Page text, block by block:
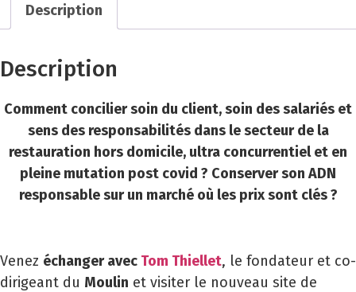
Description
Description
Comment concilier soin du client, soin des salariés et
sens des responsabilités dans le secteur de la
restauration hors domicile, ultra concurrentiel et en
pleine mutation post covid ? Conserver son ADN
responsable sur un marché où les prix sont clés ?
Venez échanger avec Tom Thiellet, le fondateur et co-
dirigeant du Moulin et visiter le nouveau site de